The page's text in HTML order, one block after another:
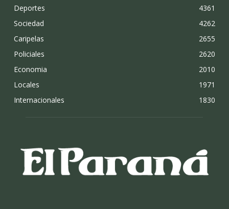
Deportes
4361
Sociedad
4262
Caripelas
2655
Policiales
2620
Economia
2010
Locales
1971
Internacionales
1830